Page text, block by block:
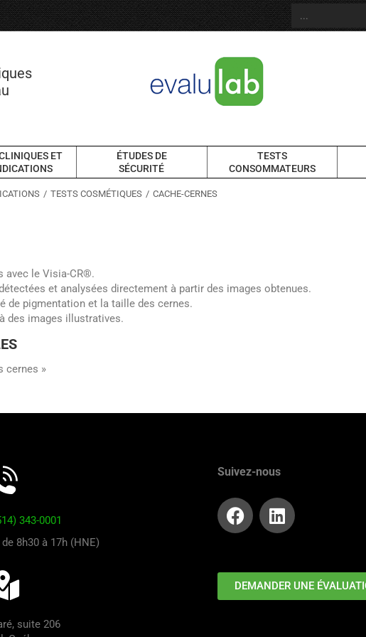
ET
ÉTUDES DE
SÉCURITÉ
TESTS
CONSOMMATEURS
TESTS COSMÉTIQUES CACHE-CERNES
avec le Visia-CR®.
et analysées directement à partir des images obtenues.
de pigmentation et la taille des cernes.
des images illustratives.
cernes »
343-0001
8h30 à 17h (HNE)
suite 206
Suivez-nous
DEMANDER UNE